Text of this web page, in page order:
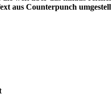
aus Counterpunch